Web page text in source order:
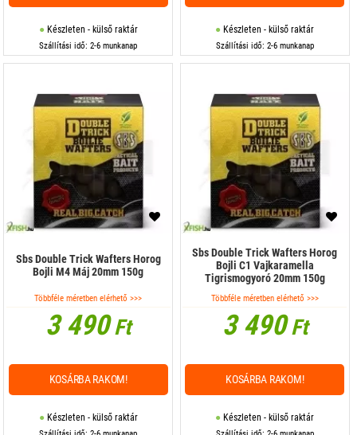
Készleten - külső raktár
Szállítási idő: 2-6 munkanap
Készleten - külső raktár
Szállítási idő: 2-6 munkanap
Sbs Double Trick Wafters Horog
Bojli M4 Máj 20mm 150g
Többféle méretben elérhető >>>
3 490Ft
Készleten - külső raktár
KOSÁRBA RAKOM!
Sbs Double Trick Wafters Horog
Bojli C1 Vajkaramella
Tigrismogyoró 20mm 150g
Többféle méretben elérhető >>>
3 490Ft
Készleten - külső raktár
KOSÁRBA RAKOM!